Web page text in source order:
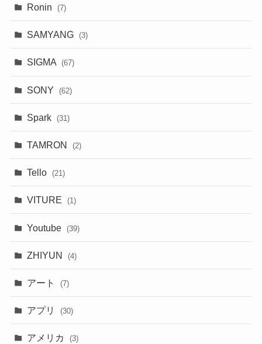
Ronin (7)
SAMYANG (3)
SIGMA (67)
SONY (62)
Spark (31)
TAMRON (2)
Tello (21)
VITURE (1)
Youtube (39)
ZHIYUN (4)
アート (7)
アプリ (30)
アメリカ (3)